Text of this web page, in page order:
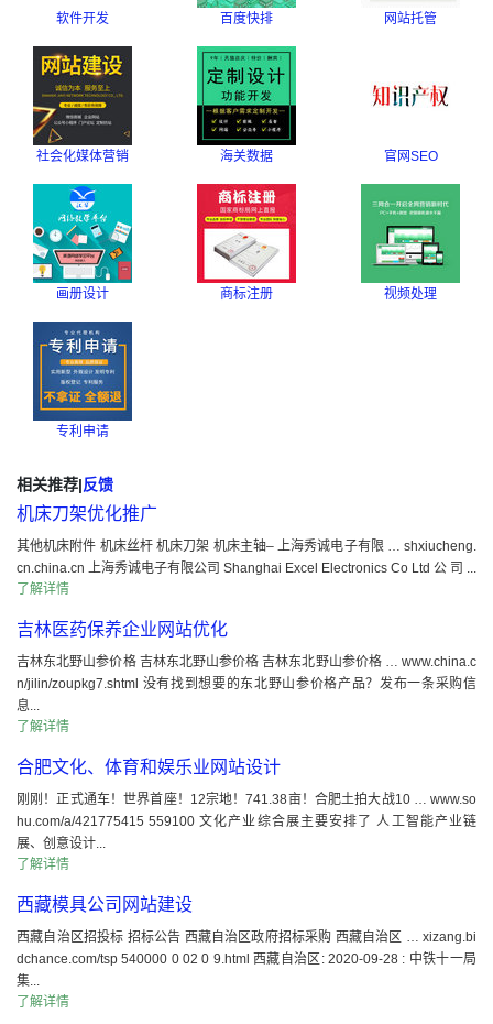
软件开发 百度快排 网站托管
社会化媒体营销 海关数据 官网SEO
画册设计 商标注册 视频处理
专利申请
相关推荐|反馈
机床刀架优化推广
其他机床附件 机床丝杆 机床刀架 机床主轴– 上海秀诚电子有限 … shxiucheng.
cn.china.cn 上海秀诚电子有限公司 Shanghai Excel Electronics Co Ltd 公 司 ...
了解详情
吉林医药保养企业网站优化
吉林东北野山参价格 吉林东北野山参价格 吉林东北野山参价格 … www.china.c
n/jilin/zoupkg7.shtml 没有找到想要的东北野山参价格产品？发布一条采购信
息...
了解详情
合肥文化、体育和娱乐业网站设计
刚刚！正式通车！世界首座！12宗地！741.38亩！合肥土拍大战10 … www.so
hu.com/a/421775415 559100 文化产业综合展主要安排了 人工智能产业链
展、创意设计...
了解详情
西藏模具公司网站建设
西藏自治区招投标 招标公告 西藏自治区政府招标采购 西藏自治区 … xizang.bi
dchance.com/tsp 540000 0 02 0 9.html 西藏自治区: 2020-09-28 : 中铁十一局
集...
了解详情